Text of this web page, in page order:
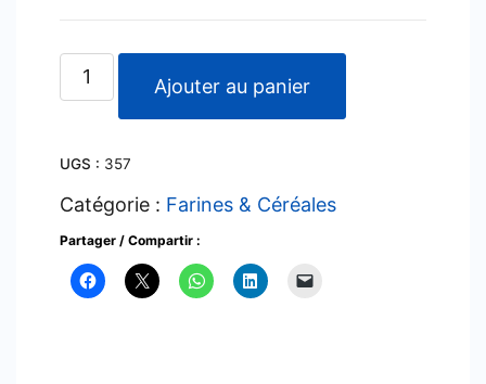
quantité
de
Trillado
Blanco
EL
Plebeyo
Ajouter au panier
UGS : 357
Catégorie : Farines & Céréales
Partager / Compartir :